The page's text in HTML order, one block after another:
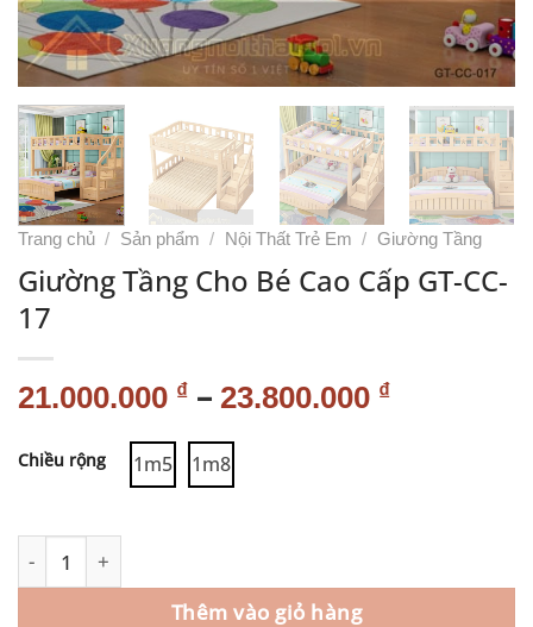
Trang chủ / Sản phẩm / Nội Thất Trẻ Em / Giường Tầng
Giường Tầng Cho Bé Cao Cấp GT-CC-
17
21.000.000 ₫ – 23.800.000 ₫
Chiều rộng 1m5 1m8
Thêm vào giỏ hàng